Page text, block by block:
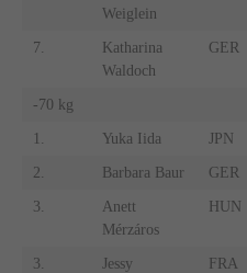
Weiglein
7.
Katharina
Waldoch
GER
-70 kg
1. Yuka Iida JPN
2. Barbara Baur GER
3.
Anett
Mérzáros
HUN
3.
Jessy
FRA